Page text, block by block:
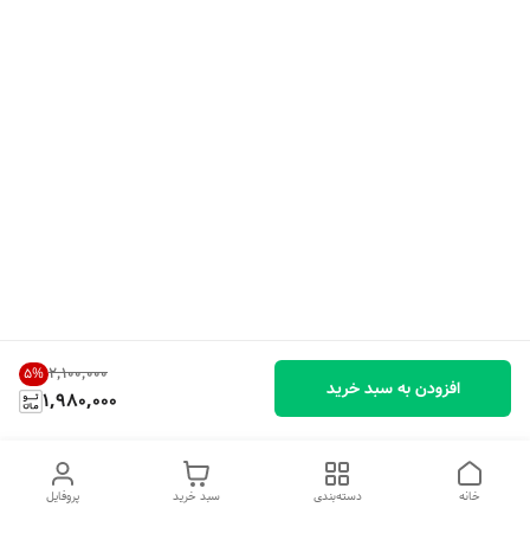
۲٬۱۰۰٬۰۰۰ 5%
1,980,000 افزودن به سبد خرید
پروفایل سبد خرید دسته‌بندی خانه